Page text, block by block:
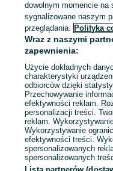
ID:1077558107
Zadzwoń /
dowolnym momencie na
sygnalizowane naszym
przeglądania. Polityka
Wraz z naszymi
zapewnienia:
Użycie dokładnych
charakterystyki
odbiorców dzięki
Przechowywanie
efektywności reklam.
personalizacji treści.
reklam.
Wykorzystywanie
efektywności treści.
spersonalizowanych
spersonalizowanych